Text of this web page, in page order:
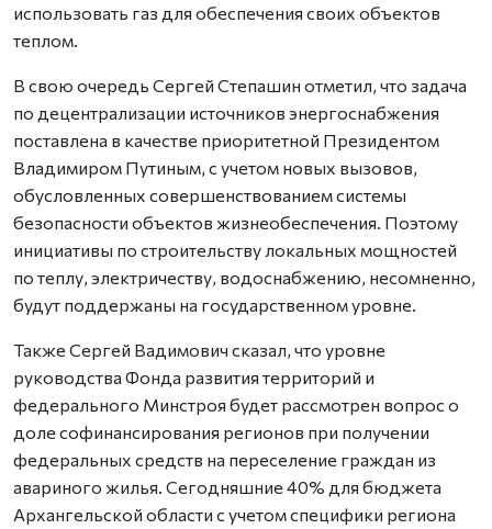
использовать газ для обеспечения своих объектов
теплом.
В свою очередь Сергей Степашин отметил, что задача
по децентрализации источников энергоснабжения
поставлена в качестве приоритетной Президентом
Владимиром Путиным, с учетом новых вызовов,
обусловленных совершенствованием системы
безопасности объектов жизнеобеспечения. Поэтому
инициативы по строительству локальных мощностей
по теплу, электричеству, водоснабжению, несомненно,
будут поддержаны на государственном уровне.
Также Сергей Вадимович сказал, что уровне
руководства Фонда развития территорий и
федерального Минстроя будет рассмотрен вопрос о
доле софинансирования регионов при получении
федеральных средств на переселение граждан из
авариного жилья. Сегодняшние 40% для бюджета
Архангельской области с учетом специфики региона